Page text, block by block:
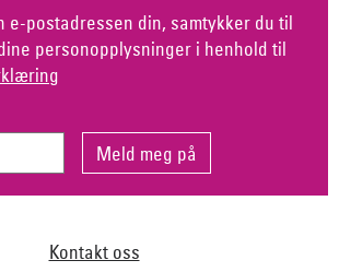
e-postadressen din, samtykker du til
personopplysninger i henhold til
Kontakt oss